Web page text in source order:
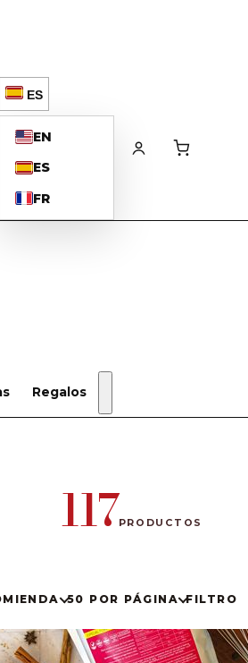
ES
EN
ES
FR
Regalos
Estuches
117PRODUCTOS
50 POR PÁGINA FILTRO